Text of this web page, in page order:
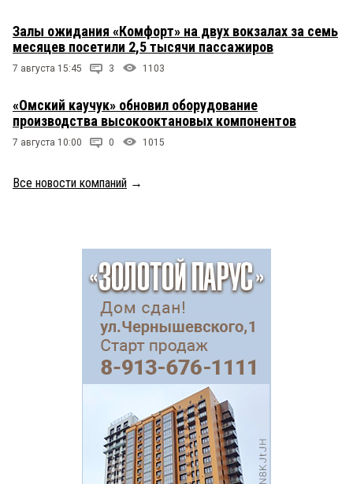
Залы ожидания «Комфорт» на двух вокзалах за семь
месяцев посетили 2,5 тысячи пассажиров
7 августа 15:45 3 1103
«Омский каучук» обновил оборудование
производства высокооктановых компонентов
7 августа 10:00 0 1015
Все новости компаний →